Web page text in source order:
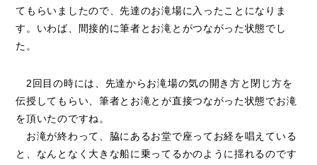
てもらいましたので、先達のお滝場に入ったことになりま
す。いわば、間接的に筆者とお滝とがつながった状態でし
た。
2回目の時には、先達からお滝場の気の開き方と閉じ方を
伝授してもらい、筆者とお滝とが直接つながった状態でお滝
を頂いたのですね。
お滝が終わって、脇にあるお堂で座ってお経を唱えている
と、なんとなく大きな船に乗ってるかのように揺れるのです